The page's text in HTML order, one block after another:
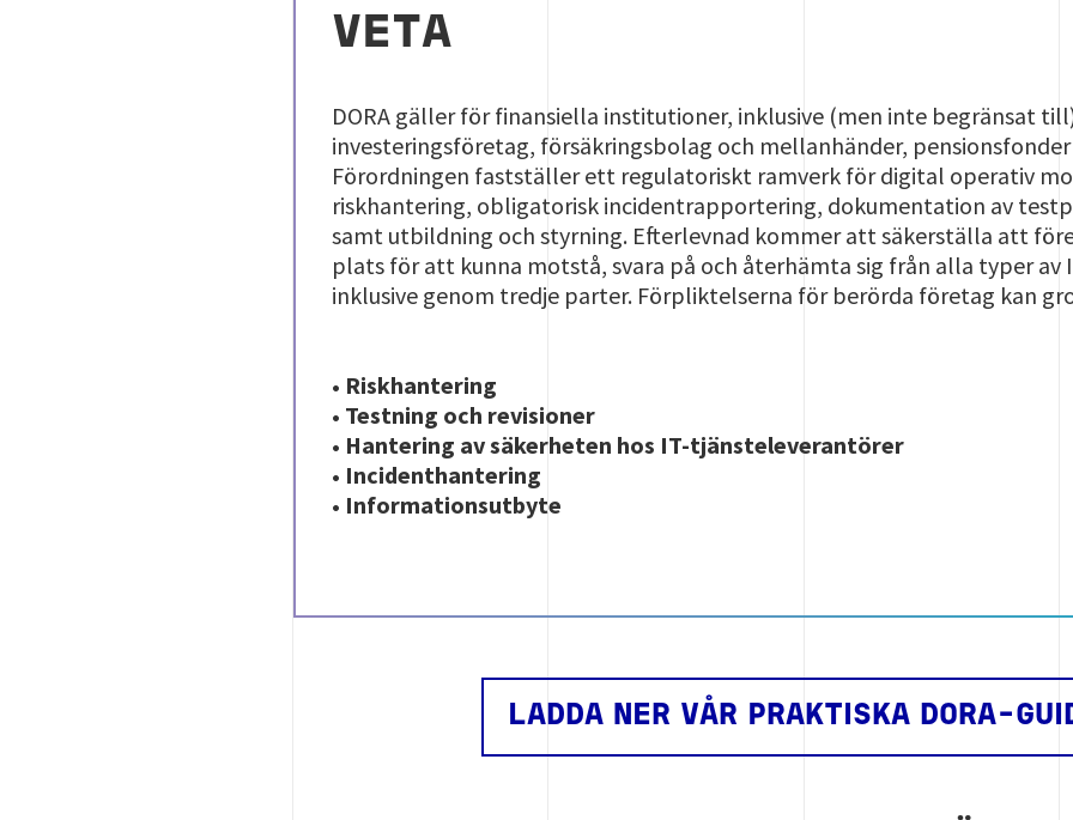
VETA
DORA gäller för finansiella institutioner, inklusive (men inte begränsat
investeringsföretag, försäkringsbolag och mellanhänder,
Förordningen fastställer ett regulatoriskt ramverk för digital operativ
riskhantering, obligatorisk incidentrapportering, dokumentation av
samt utbildning och styrning. Efterlevnad kommer att säkerställa att
plats för att kunna motstå, svara på och återhämta sig från alla typer
inklusive genom tredje parter. Förpliktelserna för berörda företag kan
• Riskhantering
• Testning och revisioner
• Hantering av säkerheten hos IT-tjänsteleverantörer
• Incidenthantering
• Informationsutbyte
LADDA NER VÅR PRAKTISKA DORA-